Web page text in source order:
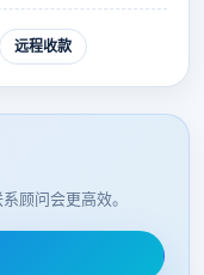
远程收款
顾问会更高效。